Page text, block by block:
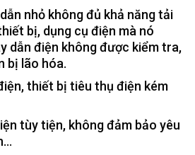
nhỏ không đủ khả năng tải
bị, dụng cụ điện mà nó
dẫn điện không được kiểm tra,
bị lão hóa.
thiết bị tiêu thụ điện kém
tùy tiện, không đảm bảo yêu